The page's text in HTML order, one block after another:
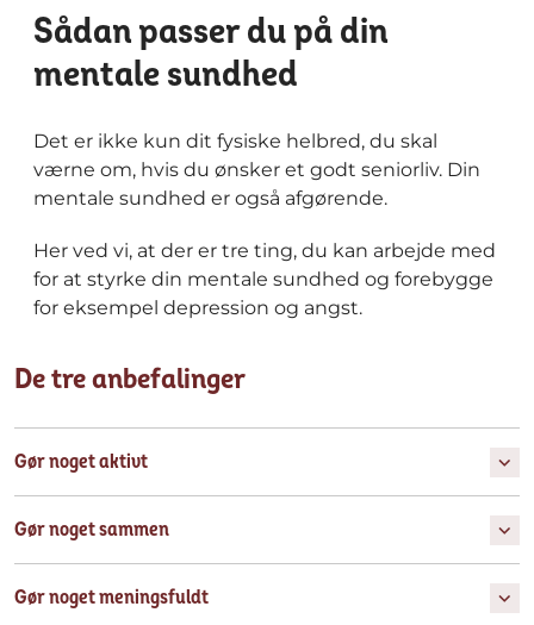
Sådan passer du på din
mentale sundhed
Det er ikke kun dit fysiske helbred, du skal
værne om, hvis du ønsker et godt seniorliv. Din
mentale sundhed er også afgørende.
Her ved vi, at der er tre ting, du kan arbejde med
for at styrke din mentale sundhed og forebygge
for eksempel depression og angst.
De tre anbefalinger
Gør noget aktivt
Gør noget sammen
Gør noget meningsfuldt